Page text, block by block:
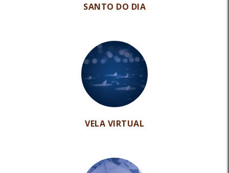
SANTO DO DIA
VELA VIRTUAL